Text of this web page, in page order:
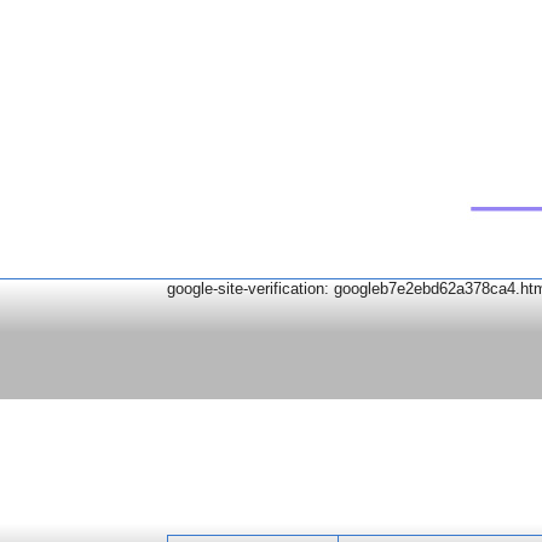
google-site-verification: